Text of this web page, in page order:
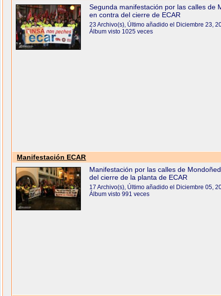
Segunda manifestación por las calles de
en contra del cierre de ECAR
23 Archivo(s), Último añadido el Diciembre 23,
Álbum visto 1025 veces
Manifestación ECAR
Manifestación por las calles de
del cierre de la planta de ECAR
17 Archivo(s), Último añadido el Diciembre 05,
Álbum visto 991 veces